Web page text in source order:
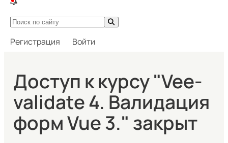
Регистрация Войти
Доступ к курсу "Vee-
validate 4. Валидация
форм Vue 3." закрыт